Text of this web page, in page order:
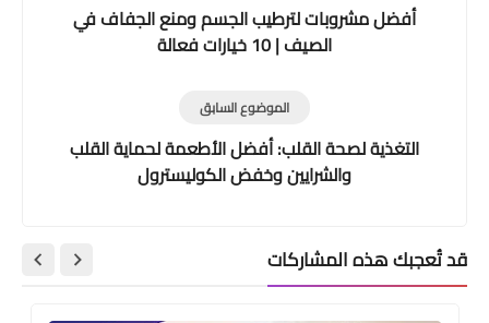
أفضل مشروبات لترطيب الجسم ومنع الجفاف في
الصيف | 10 خيارات فعالة
الموضوع السابق
التغذية لصحة القلب: أفضل الأطعمة لحماية القلب
والشرايين وخفض الكوليسترول
قد تُعجبك هذه المشاركات